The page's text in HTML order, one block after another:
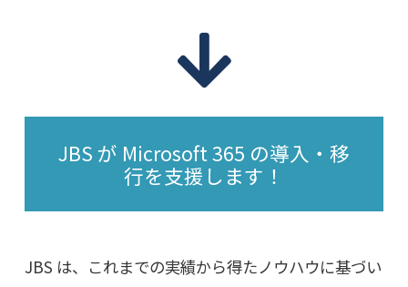
JBS が Microsoft 365 の導入・移
行を支援します！
JBS は、これまでの実績から得たノウハウに基づい